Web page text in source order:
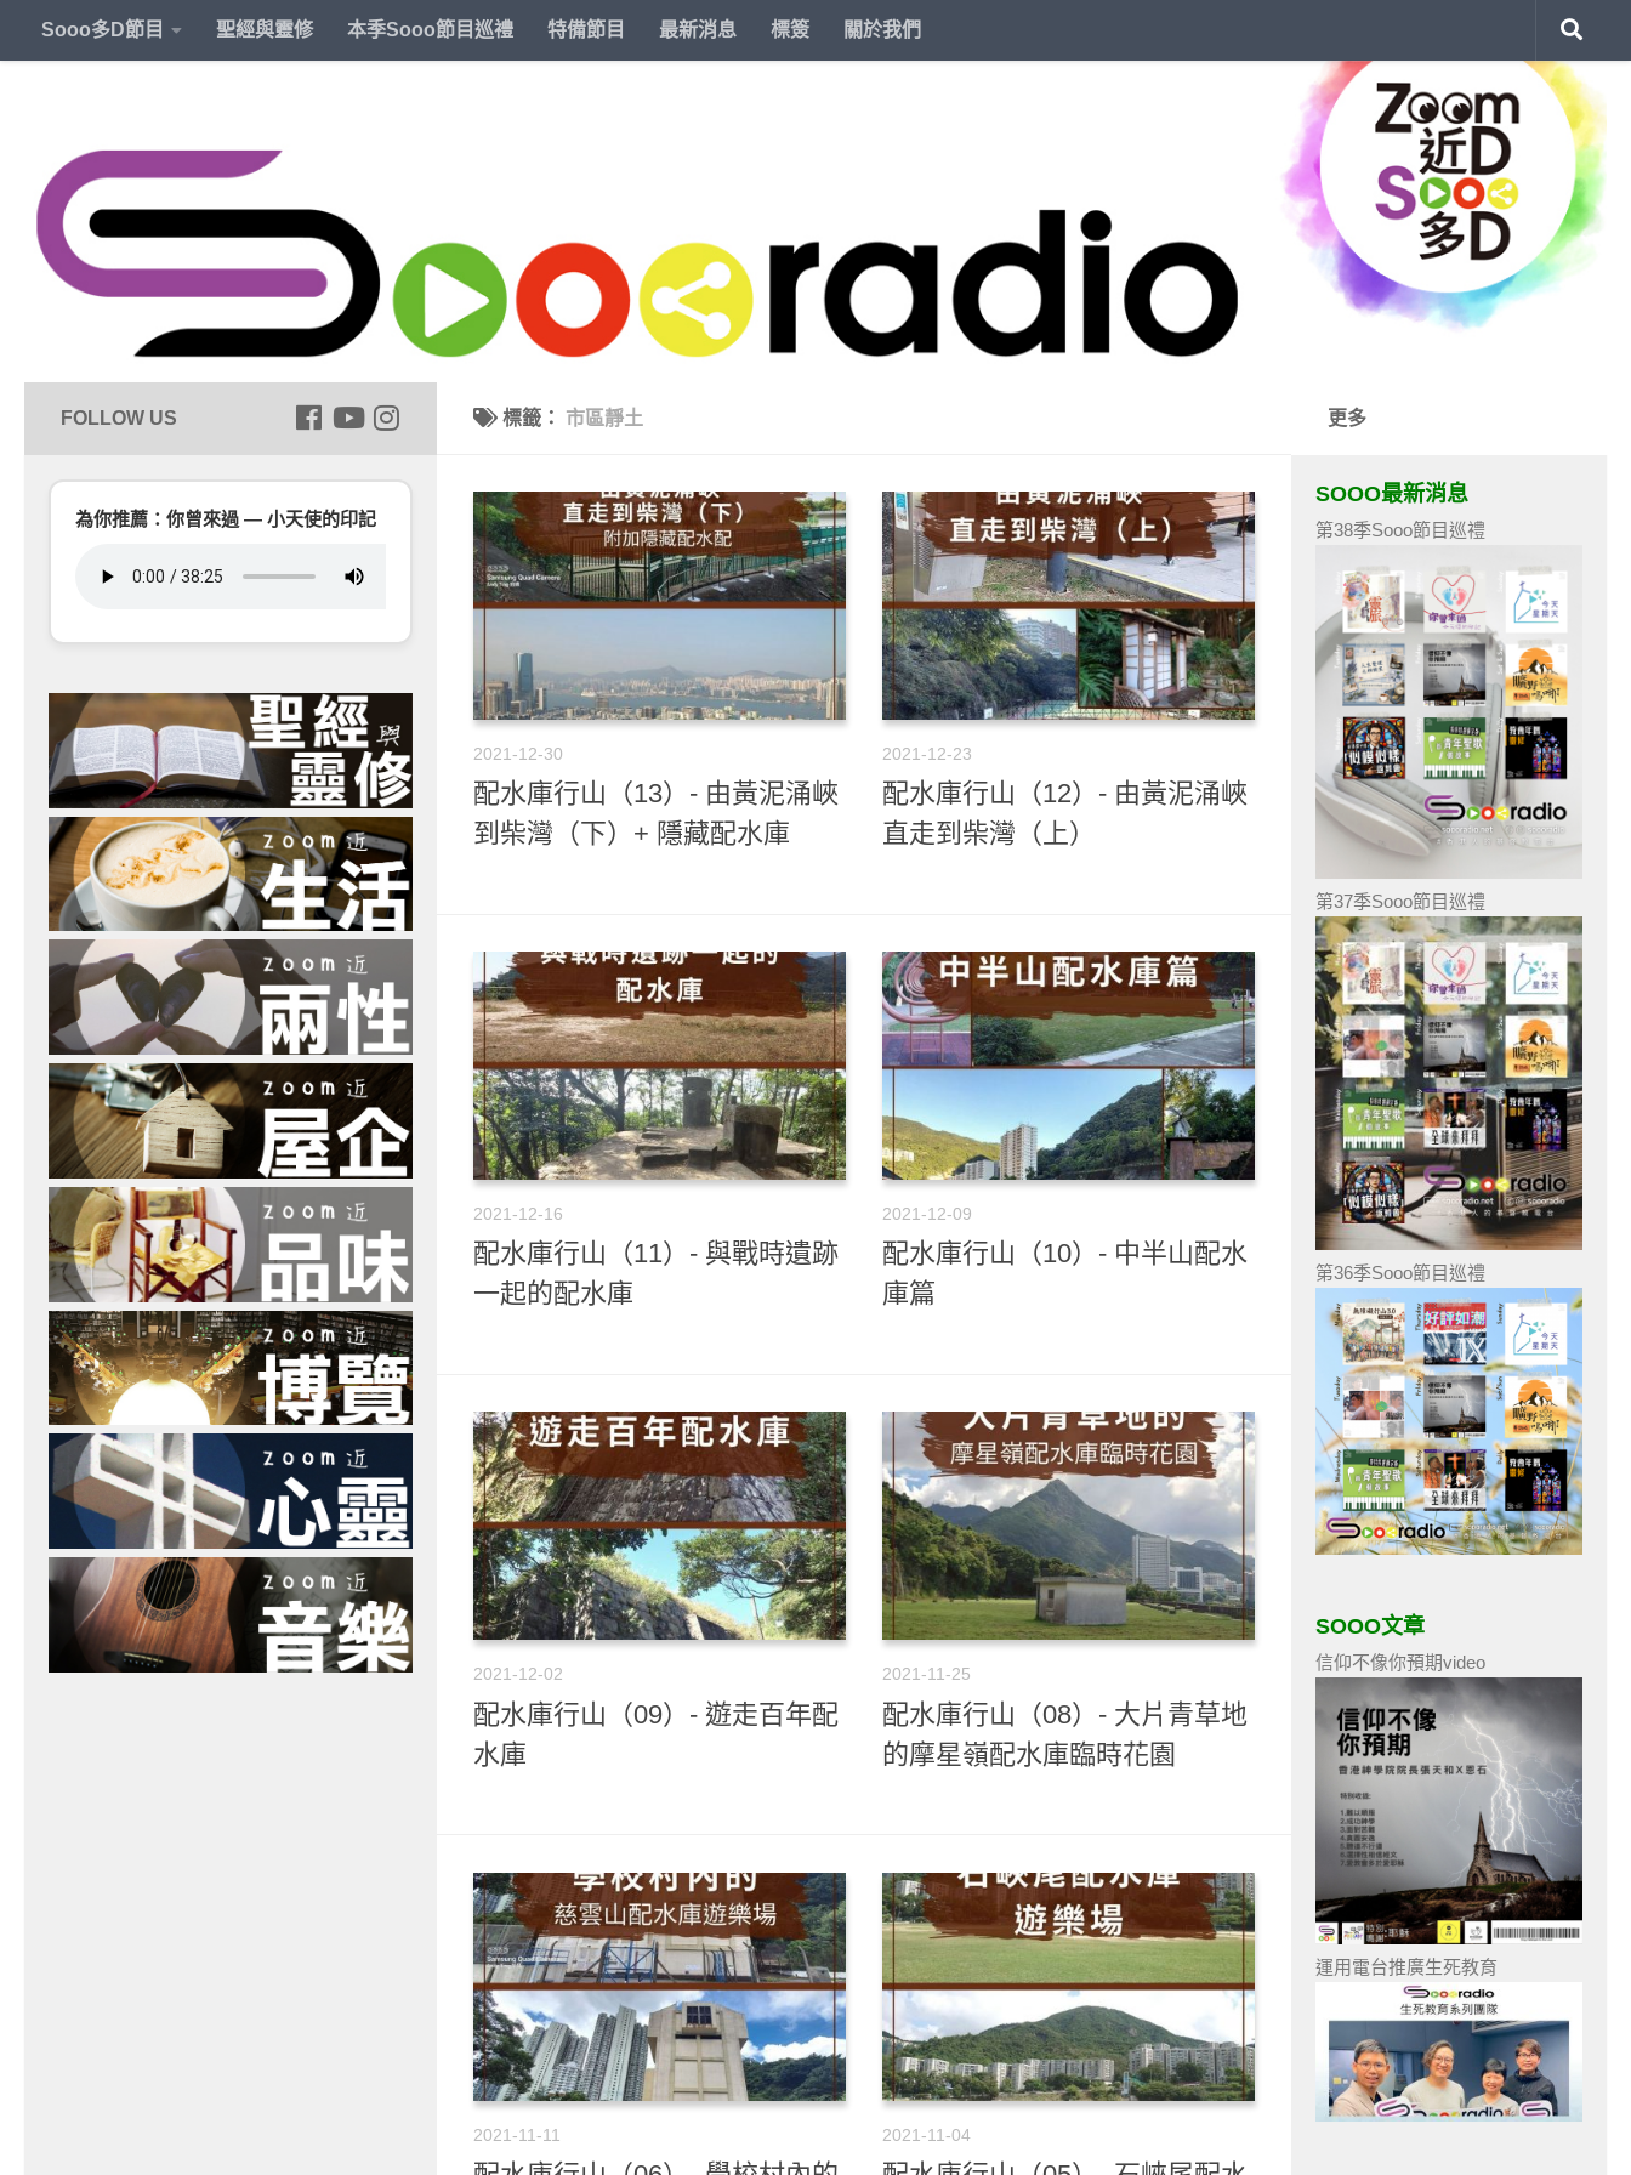
Sooo多D節目 聖經與靈修 本季Sooo節目巡禮 特備節目 最新消息 標簽 關於我們
標籤： 市區靜土
2021-12-30
配水庫行山（13）- 由黃泥涌峽
到柴灣（下）+ 隱藏配水庫
2021-12-23
配水庫行山（12）- 由黃泥涌峽
直走到柴灣（上）
2021-12-16
配水庫行山（11）- 與戰時遺跡
一起的配水庫
2021-12-09
配水庫行山（10）- 中半山配水
庫篇
2021-12-02
配水庫行山（09）- 遊走百年配
水庫
2021-11-25
配水庫行山（08）- 大片青草地
的摩星嶺配水庫臨時花園
2021-11-11 2021-11-04
為你推薦：你曾來過 — 小天使的印記
更多
SOOO最新消息
第38季Sooo節目巡禮
第37季Sooo節目巡禮
第36季Sooo節目巡禮
SOOO文章
信仰不像你預期video
運用電台推廣生死教育